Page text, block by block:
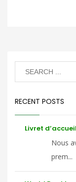
RECENT POSTS
Livret
Nous
prem...